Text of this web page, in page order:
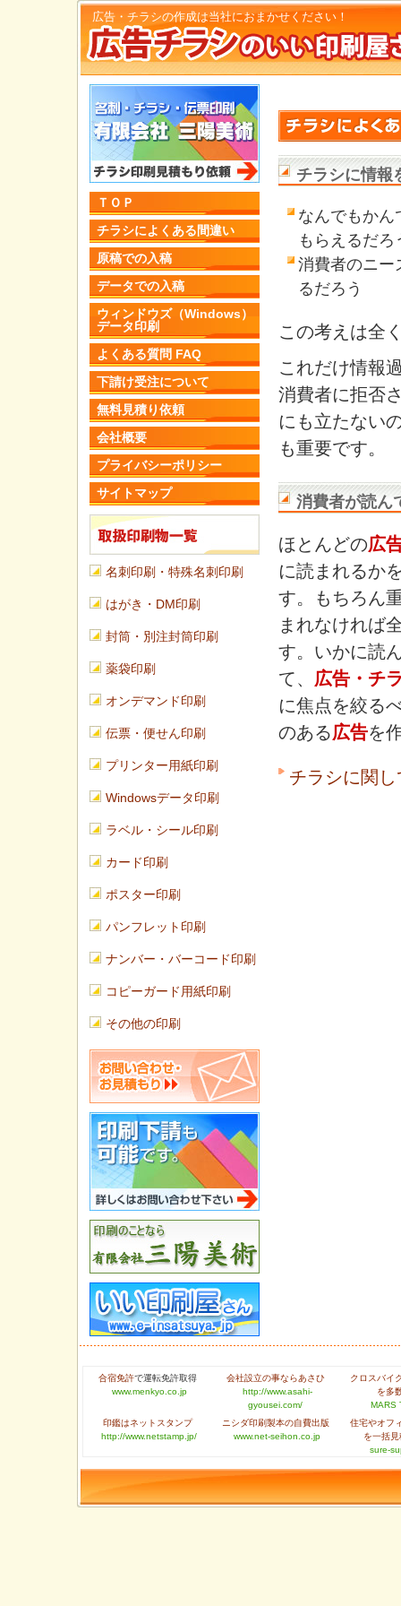
広告・チラシの作成は当社におまかせください！
チラシに情報
なんでもかん
もらえるだろ
消費者のニー
るだろう
この考えは全
これだけ情報
消費者に拒否
にも立たない
も重要です。
消費者が読ん
ほとんどの広
に読まれるか
す。もちろん
まれなければ
す。いかに読
て、 広告・チ
に焦点を絞る
のある広告を
チラシに関
ＴＯＰ
チラシによくある間違い
原稿での入稿
データでの入稿
ウィンドウズ（Windows）
データ印刷
よくある質問 FAQ
下請け受注について
無料見積り依頼
会社概要
プライバシーポリシー
サイトマップ
名刺印刷・特殊名刺印刷
はがき・DM印刷
封筒・別注封筒印刷
薬袋印刷
オンデマンド印刷
伝票・便せん印刷
プリンター用紙印刷
Windowsデータ印刷
ラベル・シール印刷
カード印刷
ポスター印刷
パンフレット印刷
ナンバー・バーコード印刷
コピーガード用紙印刷
その他の印刷
合宿免許で運転免許取得
www.menkyo.co.jp
会社設立の事ならあさひ
http://www.asahi-
gyousei.com/
クロスバイ
を多
MARS
印鑑はネットスタンプ
http://www.netstamp.jp/
ニシダ印刷製本の自費出版
www.net-seihon.co.jp
住宅やオフ
を一括
sure-